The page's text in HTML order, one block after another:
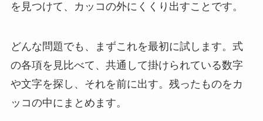
を見つけて、カッコの外にくくり出すことです。
どんな問題でも、まずこれを最初に試します。式
の各項を見比べて、共通して掛けられている数字
や文字を探し、それを前に出す。残ったものをカ
ッコの中にまとめます。